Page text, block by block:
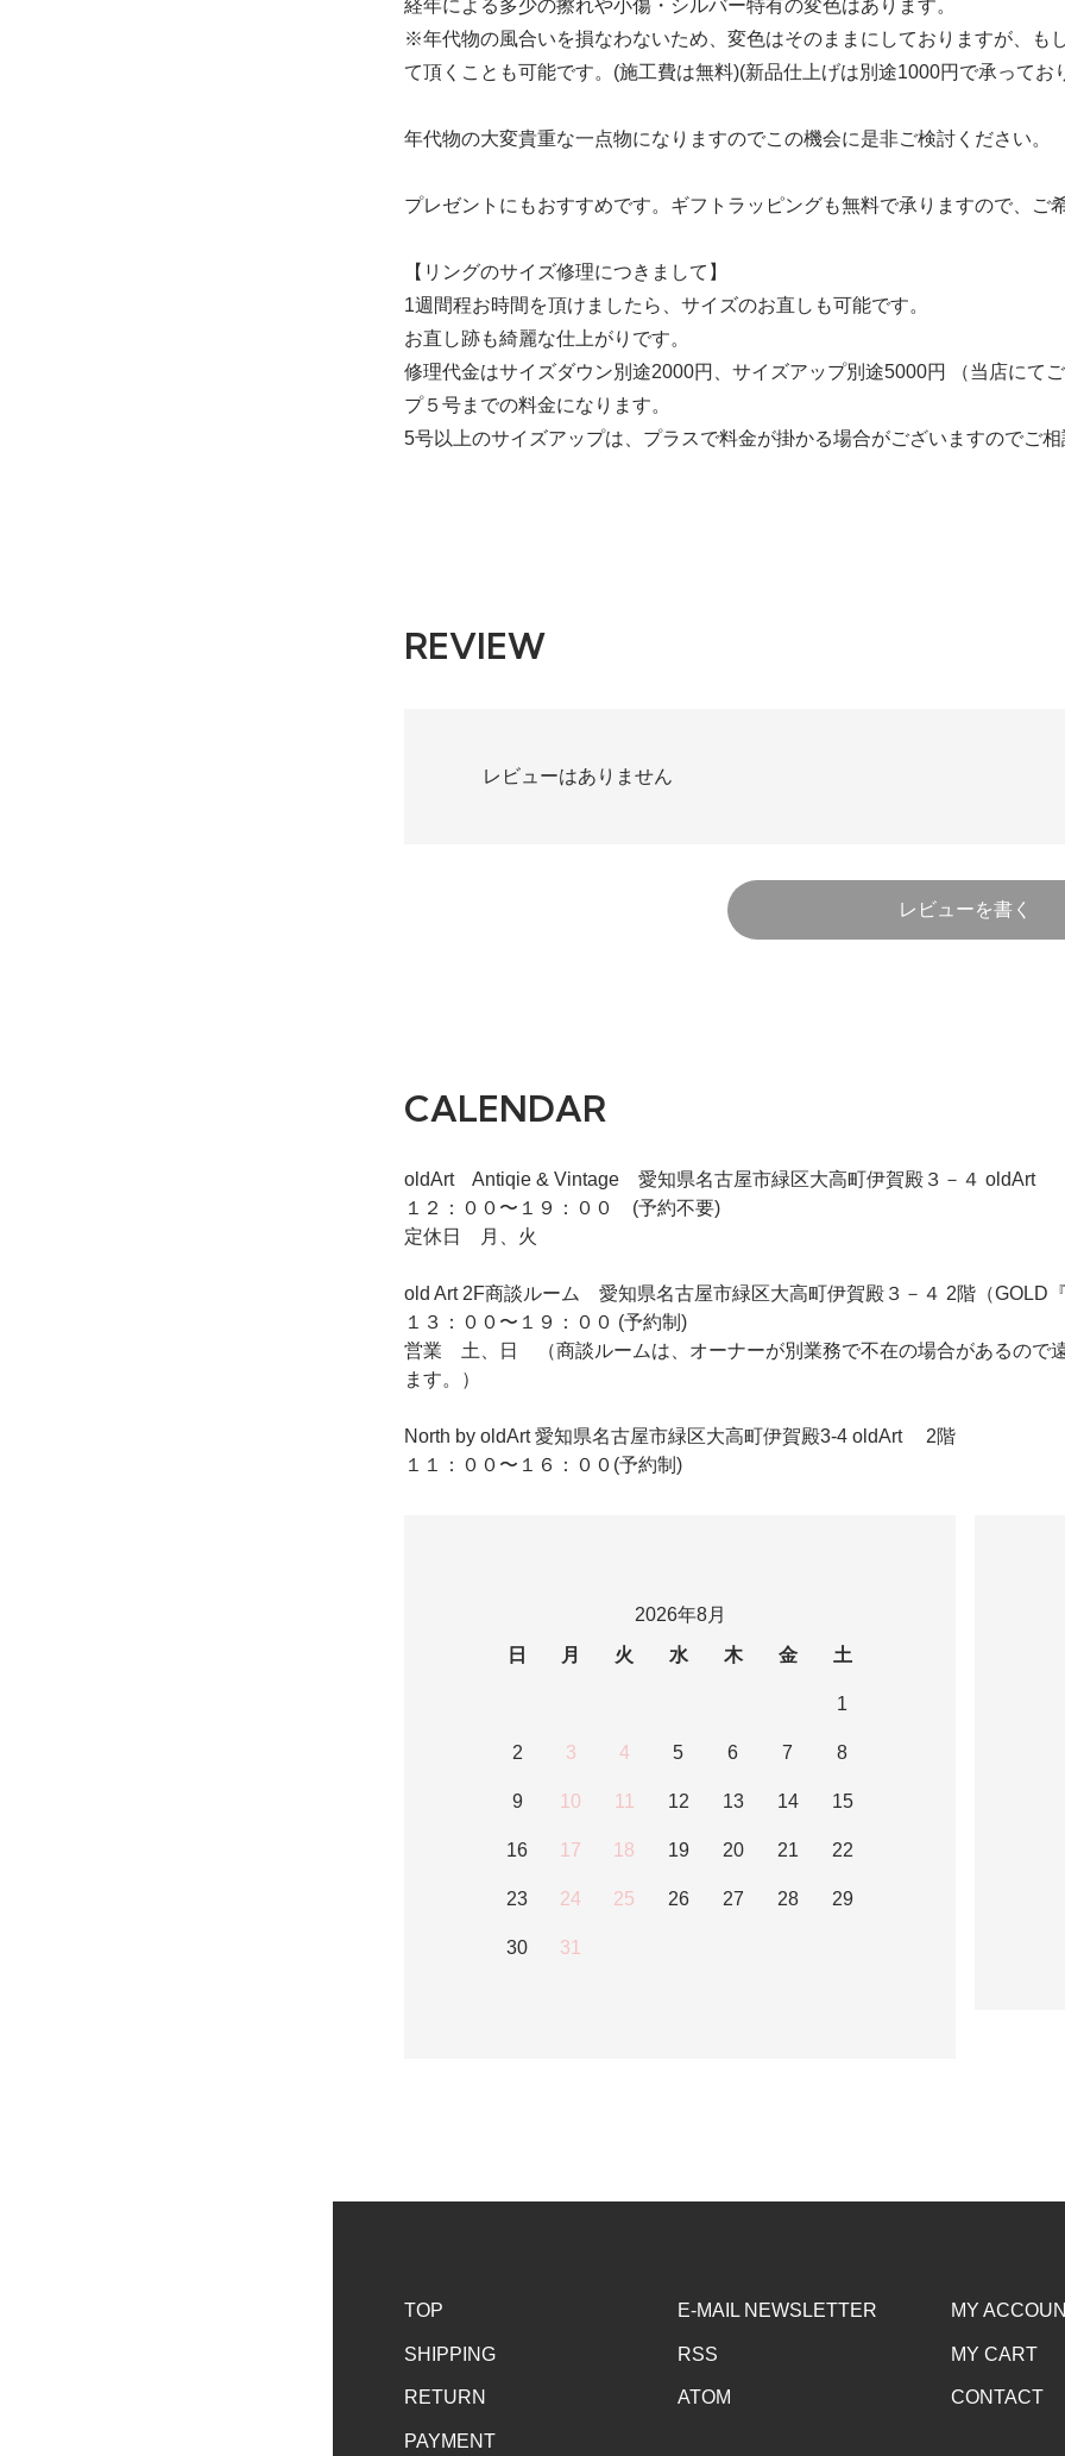
経年による多少の擦れや小傷・シルバー特有の変色はあります。
※年代物の風合いを損なわないため、変色はそのままにしておりますが、も
て頂くことも可能です。(施工費は無料)(新品仕上げは別途1000円で承ってお
年代物の大変貴重な一点物になりますのでこの機会に是非ご検討ください。
プレゼントにもおすすめです。ギフトラッピングも無料で承りますので、ご
【リングのサイズ修理につきまして】
1週間程お時間を頂けましたら、サイズのお直しも可能です。
お直し跡も綺麗な仕上がりです。
修理代金はサイズダウン別途2000円、サイズアップ別途5000円 （当店に
プ５号までの料金になります。
5号以上のサイズアップは、プラスで料金が掛かる場合がございますのでご
REVIEW
レビューはありません
レビューを書く
CALENDAR
oldArt Antiqie & Vintage 愛知県名古屋市緑区大高町伊賀殿３－４ oldArt
１２：００〜１９：００ (予約不要)
定休日 月、火
old Art 2F商談ルーム 愛知県名古屋市緑区大高町伊賀殿３－４ 2階（GOLD
１３：００〜１９：００ (予約制)
営業 土、日 （商談ルームは、オーナーが別業務で不在の場合があるので
ます。）
North by oldArt 愛知県名古屋市緑区大高町伊賀殿3-4 oldArt 2階
１１：００〜１６：００(予約制)
2026年8月
日
月 火 水 木 金 土
1
2 3 4 5 6 7 8
9 10 11 12 13 14 15
16 17 18 19 20 21 22
23 24 25 26 27 28 29
30 31
TOP
SHIPPING
RETURN
PAYMENT
E-MAIL NEWSLETTER
RSS
ATOM
MY
MY CART
CONTACT